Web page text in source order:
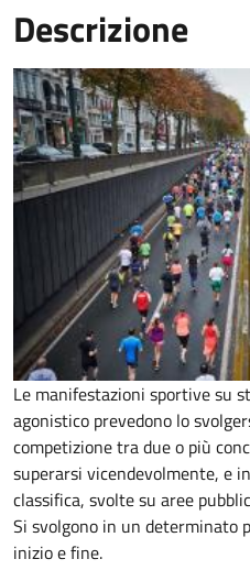
Descrizione
Le manifestazioni sportive su
agonistico prevedono lo
competizione tra due o più
superarsi vicendevolmente, e
classifica, svolte su aree
Si svolgono in un determinato
inizio e fine.